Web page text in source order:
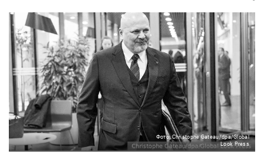
Фото: Christophe Gateau/dpa/Global
Look Press